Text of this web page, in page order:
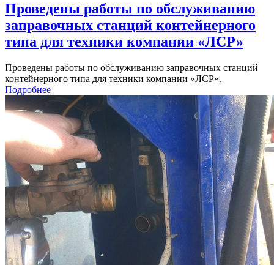
Проведены работы по обслуживанию
заправочных станций контейнерного
типа для техники компании «ЛСР»
Проведены работы по обслуживанию заправочных станций
контейнерного типа для техники компании «ЛСР».
Подробнее